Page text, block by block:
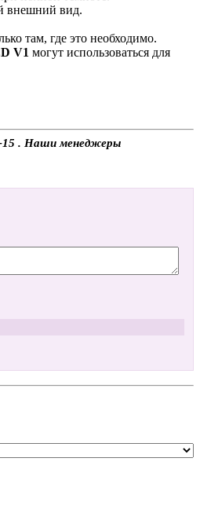
внешний вид.
там, где это необходимо.
V1 могут использоваться для
15 . Наши менеджеры